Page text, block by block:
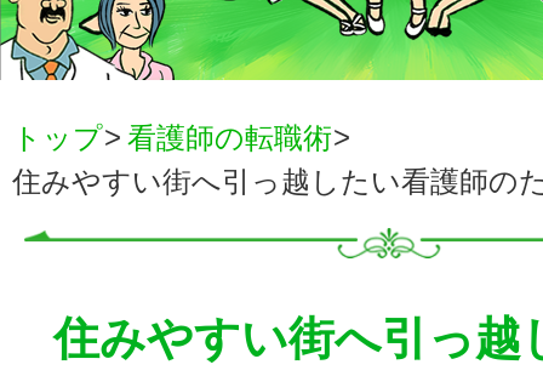
トップ
看護師の転職術
住みやすい街へ引っ越したい看護師の
住みやすい街へ引っ越